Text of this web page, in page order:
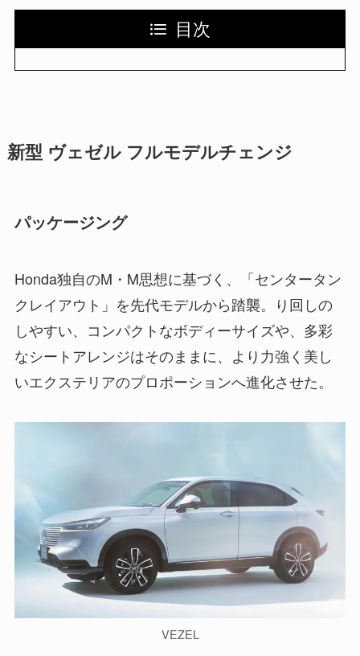
目次
新型 ヴェゼル フルモデルチェンジ
パッケージング
Honda独自のM・M思想に基づく、「センタータン
クレイアウト」を先代モデルから踏襲。り回しの
しやすい、コンパクトなボディーサイズや、多彩
なシートアレンジはそのままに、より力強く美し
いエクステリアのプロポーションへ進化させた。
VEZEL